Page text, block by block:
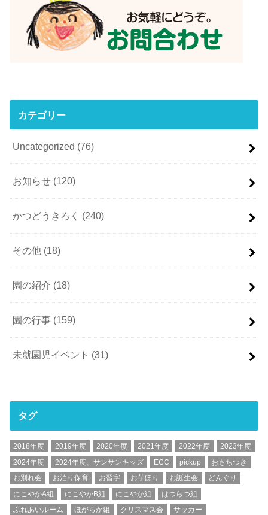
カテゴリー
Uncategorized (76)
お知らせ (120)
かつどうきろく (240)
その他 (18)
園の紹介 (18)
園の行事 (159)
未就園児イベント (31)
タグ
2018年度 2019年度 2020年度 2021年度 2022年度
2023年度
2024年度
2024年度、サンサンキッズ ECC pickup
おもちつき
お別れ会
お泊り保育 お習字 お芋ほり お誕生会
どんぐり
にこやかA組
にこやかB組 にこやか組
はつらつ組
ふれあいルーム
ほがらか組 クリスマス会
サッカー